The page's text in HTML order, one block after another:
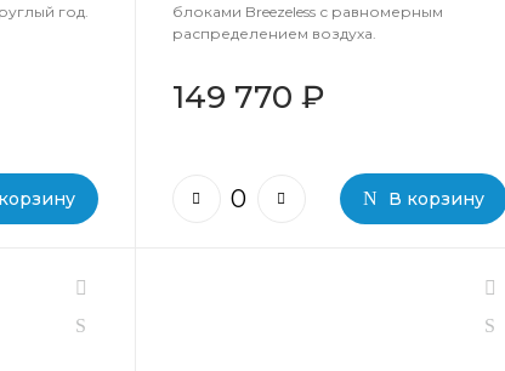
год.
блоками Breezeless с равномерным
распределением воздуха.
149 770 ₽
В корзину